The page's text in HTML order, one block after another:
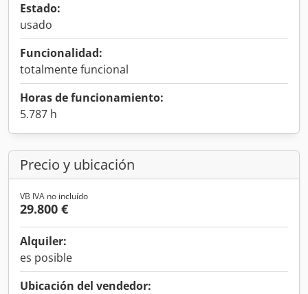
Estado:
usado
Funcionalidad:
totalmente funcional
Horas de funcionamiento:
5.787 h
Precio y ubicación
VB IVA no incluído
29.800 €
Alquiler:
es posible
Ubicación del vendedor: